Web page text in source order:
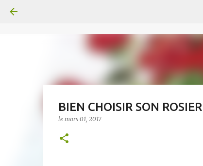
BIEN CHOISIR SON
le mars 01, 2017